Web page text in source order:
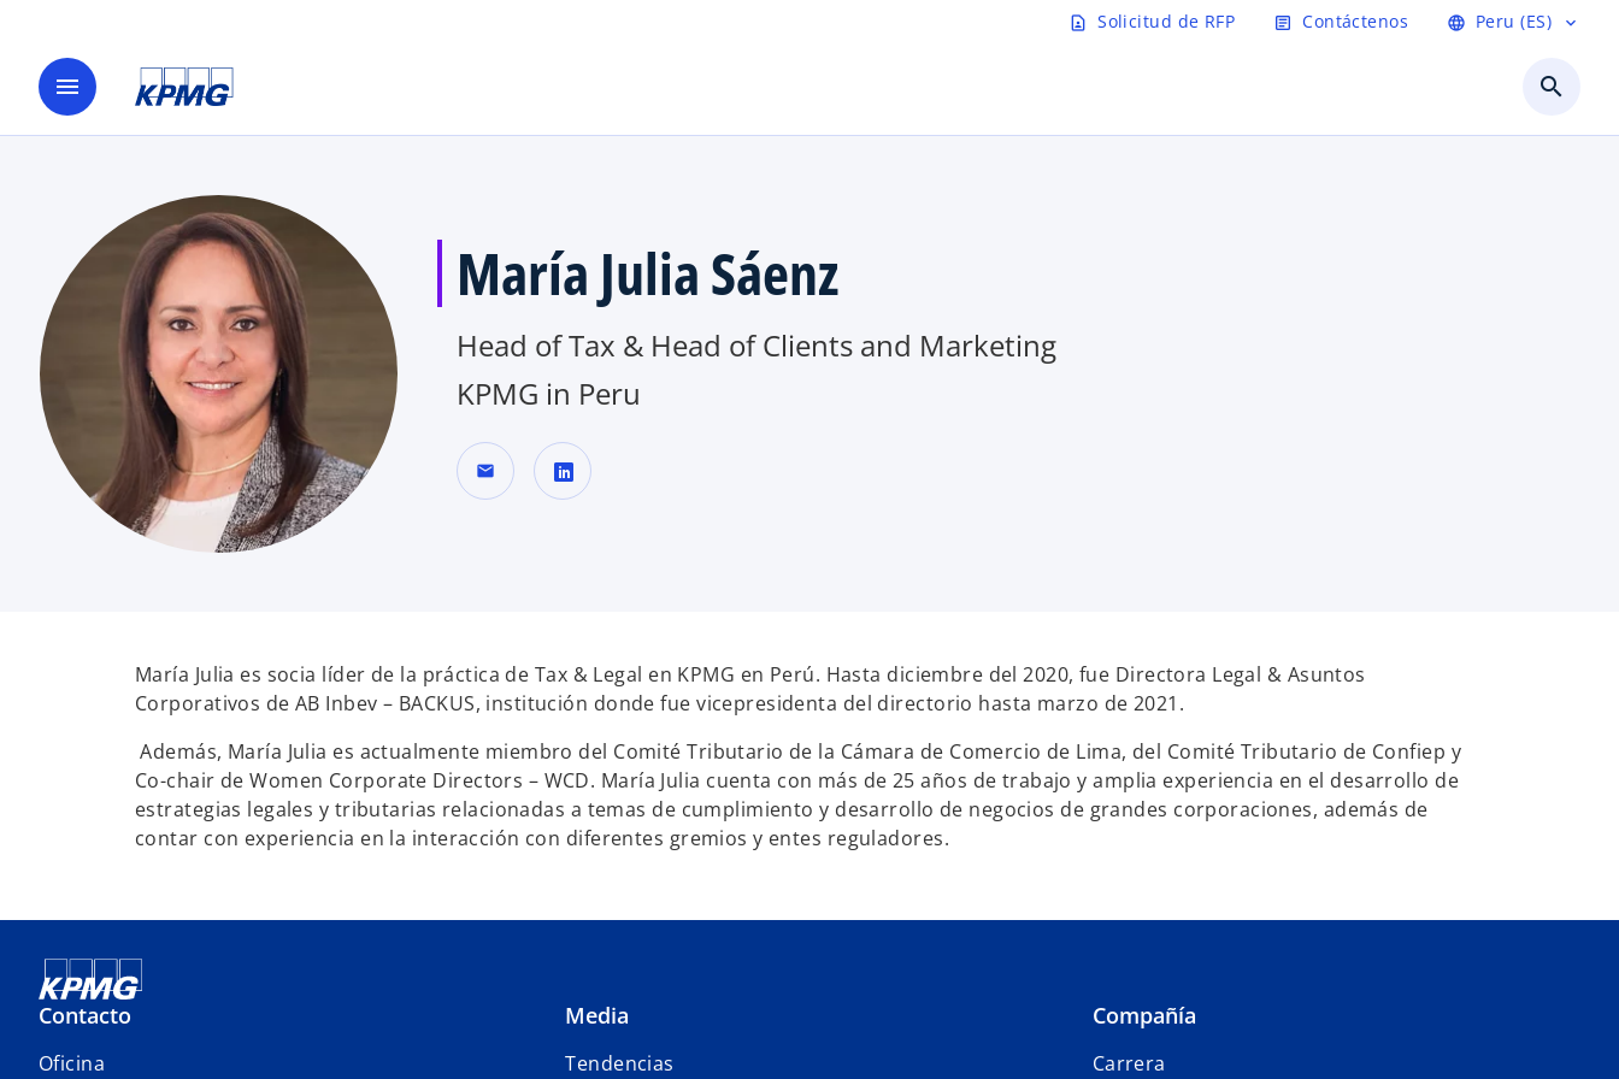
Saltar al contenido principalcontact_page Solicitud de RFP article Contáctenos language Peru (ES) expand_more
menu search
María Julia Sáenz
Head of Tax & Head of Clients and Marketing
KPMG in Peru
mail
e
e
u
n
a
p
t
María Julia es socia líder de la práctica de Tax & Legal en KPMG en Perú. Hasta diciembre del 2020, fue Directora Legal & Asuntos
Corporativos de AB Inbev – BACKUS, institución donde fue vicepresidenta del directorio hasta marzo de 2021.
Además, María Julia es actualmente miembro del Comité Tributario de la Cámara de Comercio de Lima, del Comité Tributario de Confiep y
Co-chair de Women Corporate Directors – WCD. María Julia cuenta con más de 25 años de trabajo y amplia experiencia en el desarrollo de
estrategias legales y tributarias relacionadas a temas de cumplimiento y desarrollo de negocios de grandes corporaciones, además de
contar con experiencia en la interacción con diferentes gremios y entes reguladores.
Contacto
Oficina
Media
Tendencias
Compañía
Carrera